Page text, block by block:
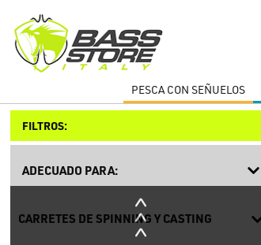
PESCA CON SEÑUELOS
FILTROS:
ADECUADO PARA:
CARRETES DE SPINNING Y CASTING